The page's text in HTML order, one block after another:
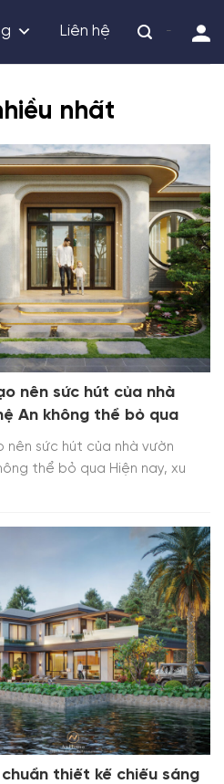
Liên hệ -
nhất
nên sức hút của nhà
An không thể bỏ qua
nên sức hút của nhà vườn
thể bỏ qua Hiện nay, xu
thiết kế chiếu sáng